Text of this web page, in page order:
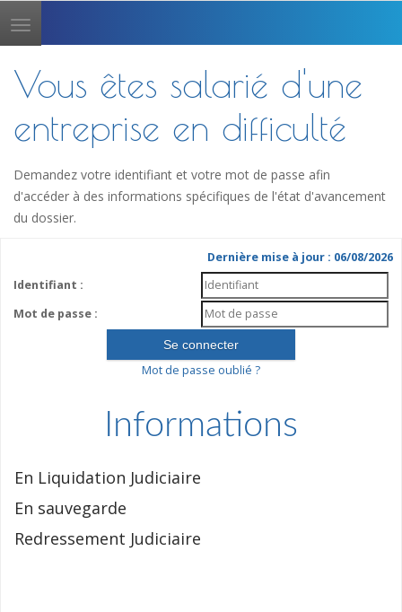
Toggle
navigation
Vous êtes salarié d'une
entreprise en difficulté
Demandez votre identifiant et votre mot de passe afin
d'accéder à des informations spécifiques de l'état d'avancement
du dossier.
Dernière mise à jour : 06/08/2026
Identifiant :
Mot de passe :
Mot de passe oublié ?
Informations
En Liquidation Judiciaire
En sauvegarde
Redressement Judiciaire